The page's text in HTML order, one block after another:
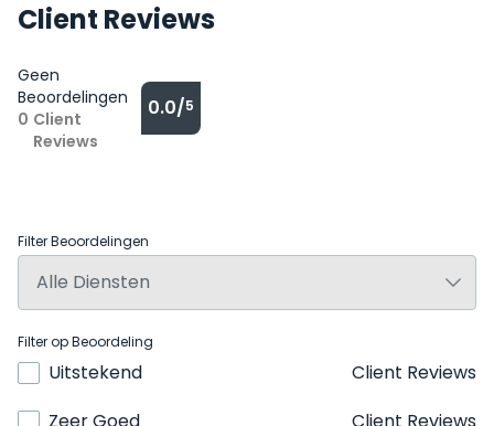
Client Reviews
Geen
Beoordelingen
0 Client
Reviews
0.0/5
Filter Beoordelingen
Filter op Beoordeling
Uitstekend
Client Reviews